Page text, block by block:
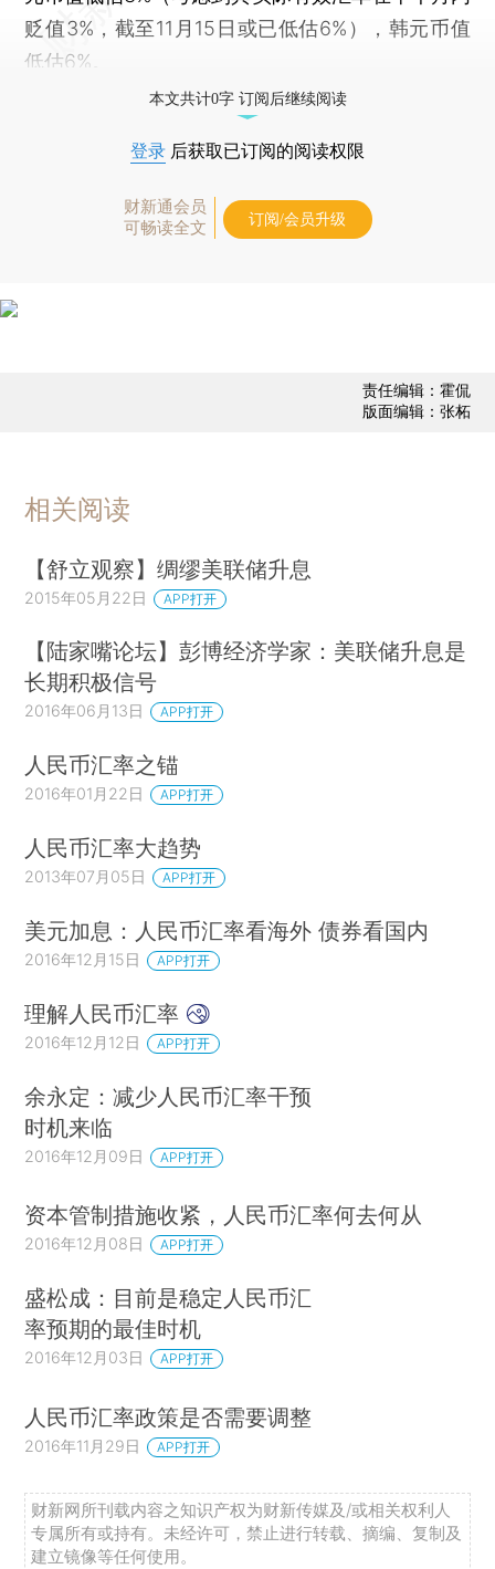
贬值3%，截至11月15日或已低估6%），韩元币值
低估6%。
本文共计0字 订阅后继续阅读
登录 后获取已订阅的阅读权限
财新通会员
可畅读全文
订阅/会员升级
责任编辑：霍侃
版面编辑：张柘
相关阅读
【舒立观察】绸缪美联储升息
2015年05月22日 APP打开
【陆家嘴论坛】彭博经济学家：美联储升息是
长期积极信号
2016年06月13日 APP打开
人民币汇率之锚
2016年01月22日 APP打开
人民币汇率大趋势
2013年07月05日 APP打开
美元加息：人民币汇率看海外 债券看国内
2016年12月15日 APP打开
理解人民币汇率
2016年12月12日 APP打开
余永定：减少人民币汇率干预
时机来临
2016年12月09日 APP打开
资本管制措施收紧，人民币汇率何去何从
2016年12月08日 APP打开
盛松成：目前是稳定人民币汇
率预期的最佳时机
2016年12月03日 APP打开
人民币汇率政策是否需要调整
2016年11月29日 APP打开
财新网所刊载内容之知识产权为财新传媒及/或相关权利人
专属所有或持有。未经许可，禁止进行转载、摘编、复制及
建立镜像等任何使用。